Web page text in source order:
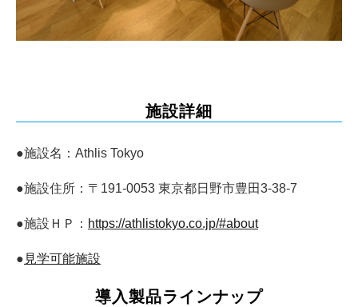
施設詳細
●施設名：Athlis Tokyo
●施設住所：〒191-0053 東京都日野市豊田3-38-7
●施設ＨＰ： https://athlistokyo.co.jp/#about
● 見学可能施設
導入製品ラインナップ